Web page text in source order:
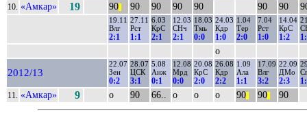
10. «Амкар» 19 90 90 90 90 90 90 90
19.11
Влг
2:1
27.11
Рст
1:1
6.03
КрС
2:1
12.03
СНч
2:1
18.03
Тмь
0:0
24.03
Кдр
1:0
1.04
Тер
2:0
7.04
Рст
1:0
14.04
КрС
1:2
о
2012/13
22.07
Зен
0:2
28.07
ЦСК
3:1
5.08
Анж
0:1
12.08
Мрд
0:0
20.08
КрС
2:0
26.08
Кдр
2:2
1.09
Ала
1:1
17.09
Влг
3:2
22.09
ДМо
2:3
11. «Амкар» 9 о 90 66.. о о о 90 90 90